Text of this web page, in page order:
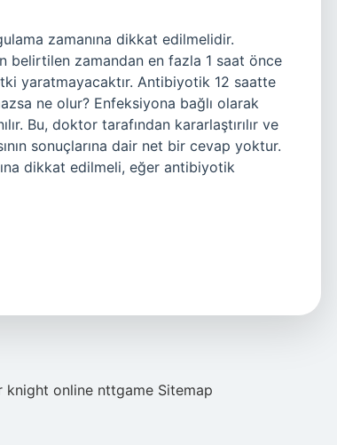
zamanına dikkat edilmelidir.
belirtilen zamandan en fazla 1 saat önce
yaratmayacaktır. Antibiyotik 12 saatte
ne olur? Enfeksiyona bağlı olarak
Bu, doktor tarafından kararlaştırılır ve
sonuçlarına dair net bir cevap yoktur.
dikkat edilmeli, eğer antibiyotik
knight online nttgame Sitemap